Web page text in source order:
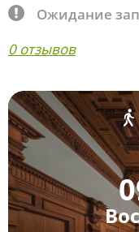
Ожидание
0 отзывов